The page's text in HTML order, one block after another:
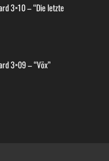
3×10 – “Die letzte
3×09 – “Võx”